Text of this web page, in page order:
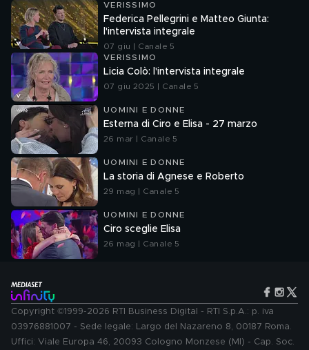
VERISSIMO
Federica Pellegrini e Matteo Giunta:
l'intervista integrale
07 giu | Canale 5
VERISSIMO
Licia Colò: l'intervista integrale
07 giu 2025 | Canale 5
UOMINI E DONNE
Esterna di Ciro e Elisa - 27 marzo
26 mar | Canale 5
UOMINI E DONNE
La storia di Agnese e Roberto
29 mag | Canale 5
UOMINI E DONNE
Ciro sceglie Elisa
26 mag | Canale 5
Copyright ©1999-2026 RTI Business Digital - RTI S.p.A.: p. iva
03976881007 - Sede legale: Largo del Nazareno 8, 00187 Roma.
Uffici: Viale Europa 46, 20093 Cologno Monzese (MI) - Cap. Soc.